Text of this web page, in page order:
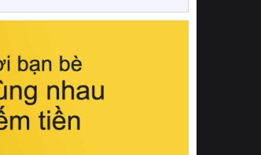
này, bạn sẽ cảm nhận rõ rệt sự khác
hồi chuẩn xác của phần đệm nâng đỡ
cột sống.
Bên cạnh đó, việc lựa chọn các dòng
sản phẩm đạt chuẩn chất lượng quốc
tế còn giúp ngăn ngừa tình trạng kích